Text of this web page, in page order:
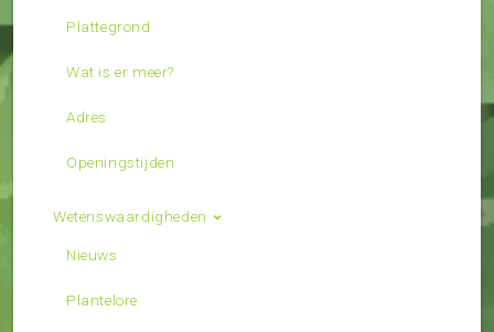
Plattegrond
Wat is er meer?
Adres
Openingstijden
Wetenswaardigheden
Nieuws
Plantelore